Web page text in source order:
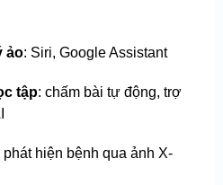
ảo: Siri, Google Assistant
tập: chấm bài tự động, trợ
phát hiện bệnh qua ảnh X-